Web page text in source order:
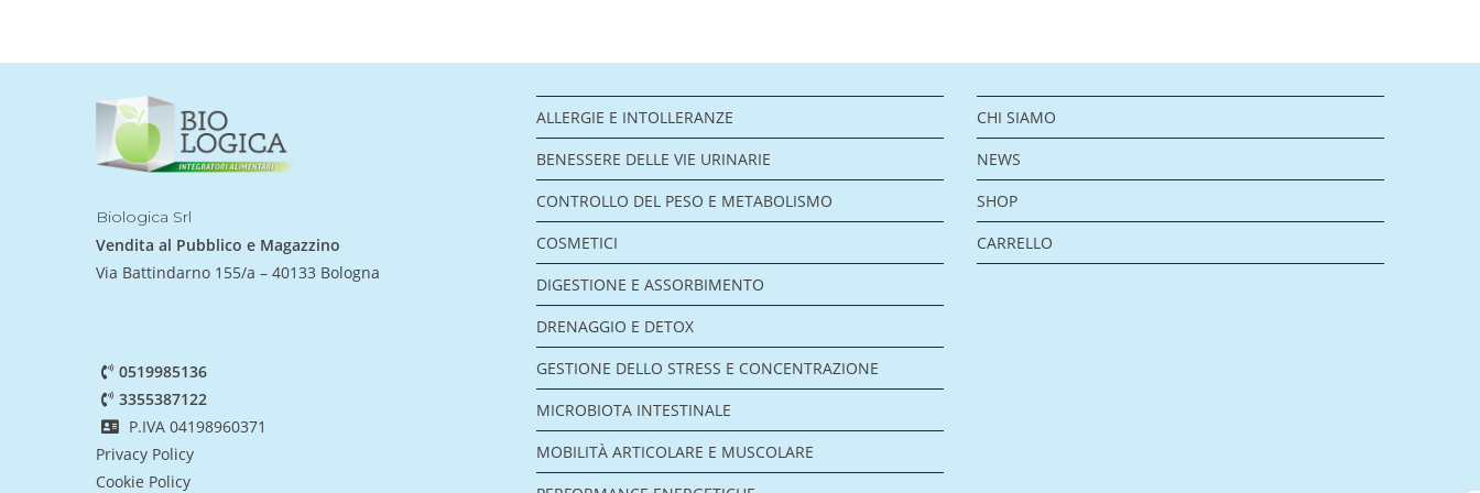
Biologica Srl
Vendita al Pubblico e Magazzino
Via Battindarno 155/a – 40133 Bologna
0519985136
3355387122
P.IVA 04198960371
Privacy Policy
Cookie Policy
ALLERGIE E INTOLLERANZE
BENESSERE DELLE VIE URINARIE
CONTROLLO DEL PESO E METABOLISMO
COSMETICI
DIGESTIONE E ASSORBIMENTO
DRENAGGIO E DETOX
GESTIONE DELLO STRESS E CONCENTRAZIONE
MICROBIOTA INTESTINALE
MOBILITÀ ARTICOLARE E MUSCOLARE
CHI SIAMO
NEWS
SHOP
CARRELLO